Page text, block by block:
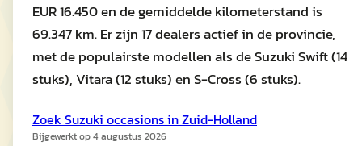
EUR 16.450 en de gemiddelde kilometerstand is
69.347 km. Er zijn 17 dealers actief in de provincie,
met de populairste modellen als de Suzuki Swift (14
stuks), Vitara (12 stuks) en S-Cross (6 stuks).
Zoek Suzuki occasions inZuid-Holland
Bijgewerkt op4 augustus 2026